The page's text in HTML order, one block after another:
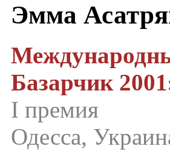
Эмма
Базарчик
I премия
Одесса,